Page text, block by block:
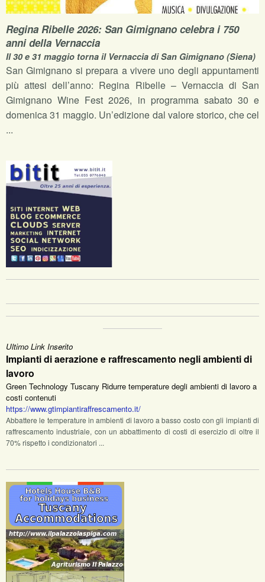
Regina Ribelle 2026: San Gimignano celebra i 750
anni della Vernaccia
Il 30 e 31 maggio torna il Vernaccia di San Gimignano (Siena)
San Gimignano si prepara a vivere uno degli appuntamenti
più attesi dell’anno: Regina Ribelle – Vernaccia di San
Gimignano Wine Fest 2026, in programma sabato 30 e
domenica 31 maggio. Un’edizione dal valore storico, che cel
...
Ultimo Link Inserito
Impianti di aerazione e raffrescamento negli ambienti di
lavoro
Green Technology Tuscany Ridurre temperature degli ambienti di lavoro a
costi contenuti
https://www.gtimpiantiraffrescamento.it/
Abbattere le temperature in ambienti di lavoro a basso costo con gli impianti di
raffrescamento industriale, con un abbattimento di costi di esercizio di oltre il
70% rispetto i condizionatori ...